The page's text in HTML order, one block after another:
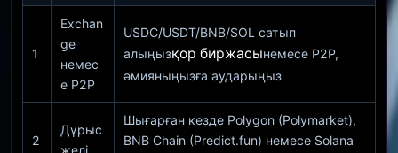
1
Exchan
ge
немес
е P2P
USDC/USDT/BNB/SOL сатып
алыңызқор биржасынемесе P2P,
әмияныңызға аударыңыз
2
Дұрыс
желі
Шығарған кезде Polygon (Polymarket),
BNB Chain (Predict.fun) немесе Solana